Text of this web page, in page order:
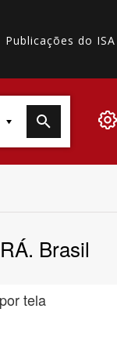
Publicações do ISA
Brasil
tela